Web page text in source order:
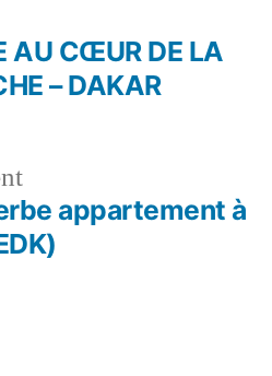
Article
précédent :
appartement à
:
AU CŒUR DE LA
– DAKAR